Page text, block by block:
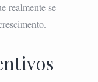
realmente se